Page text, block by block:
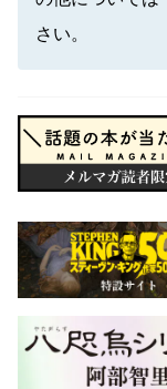
さい。